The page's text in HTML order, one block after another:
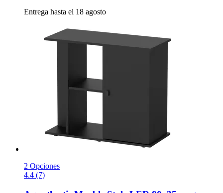
Entrega hasta el 18 agosto
2 Opciones
4.4 (7)